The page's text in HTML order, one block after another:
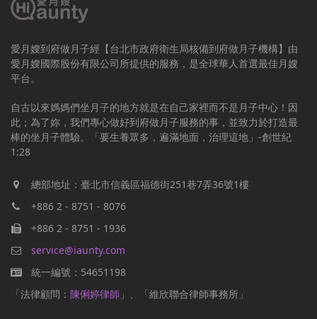
愛月嫂到府做月子經【台北市政府衛生局核備到府做月子機構】由
愛月嫂國際股份有限公司所提供的服務，是全球華人首選最佳月嫂
平台。
自古以來媽媽們坐月子的地方就是在自己家裡而不是月子中心！因
此；為了妳，我們專心做好到府做月子服務的事，並致力於打造最
棒的坐月子體驗。「要生養眾多，遍滿地面，治理這地」-創世紀
1:28
總部地址：臺北市信義區福德街251巷7弄36號1樓
+886 2 - 8751 - 8076
+886 2 - 8751 - 1936
service@iaunty.com
統一編號：54651198
「法律顧問： 陳俐婷律師 」、「維欣聯合律師事務所」